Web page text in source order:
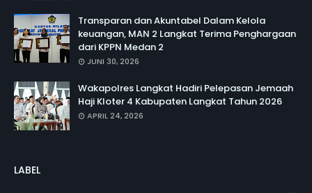
Transparan dan Akuntabel Dalam Kelola
keuangan, MAN 2 Langkat Terima Penghargaan
dari KPPN Medan 2
JUNI 30, 2026
Wakapolres Langkat Hadiri Pelepasan Jemaah
Haji Kloter 4 Kabupaten Langkat Tahun 2026
APRIL 24, 2026
LABEL